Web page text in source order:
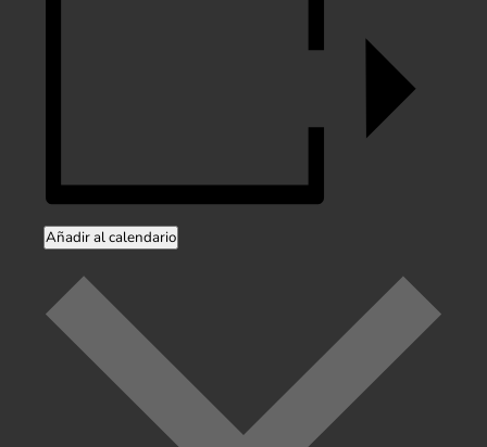
Añadir al calendario